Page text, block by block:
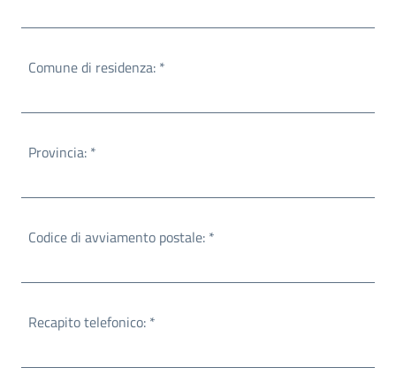
Comune di residenza: *
Provincia: *
Codice di avviamento postale: *
Recapito telefonico: *